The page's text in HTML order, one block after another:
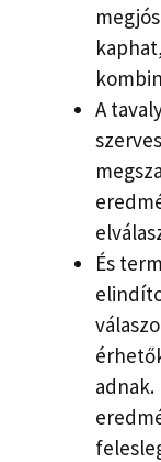
A
És
adnak.